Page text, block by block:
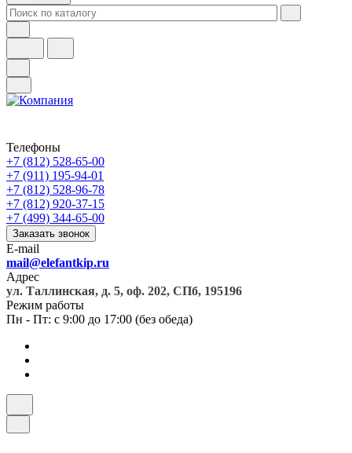
Телефоны
+7 (812) 528-65-00
+7 (911) 195-94-01
+7 (812) 528-96-78
+7 (812) 920-37-15
+7 (499) 344-65-00
Заказать звонок
E-mail
mail@elefantkip.ru
Адрес
ул. Таллинская, д. 5, оф. 202, СПб, 195196
Режим работы
Пн - Пт: с 9:00 до 17:00 (без обеда)